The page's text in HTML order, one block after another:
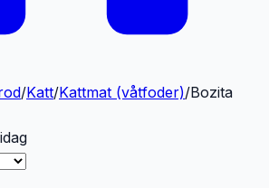
/Katt/Kattmat (våtfoder)/Bozita